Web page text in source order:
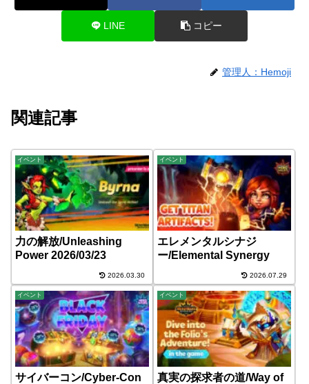
LINE コピー
管理人：Hemoji
関連記事
イベント
力の解放/Unleashing
Power 2026/03/23
2026.03.30
イベント
エレメンタルシナジ
ー/Elemental Synergy
2026.07.29
イベント
サイバーコン/Cyber-Con
イベント
真実の探求者の道/Way of